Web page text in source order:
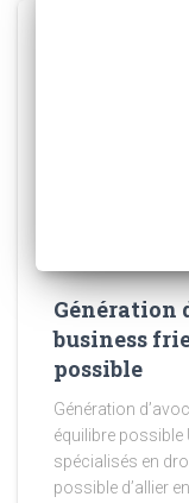
Génération
business
possible
Génération
équilibre possible
spécialisés en
possible d’allier